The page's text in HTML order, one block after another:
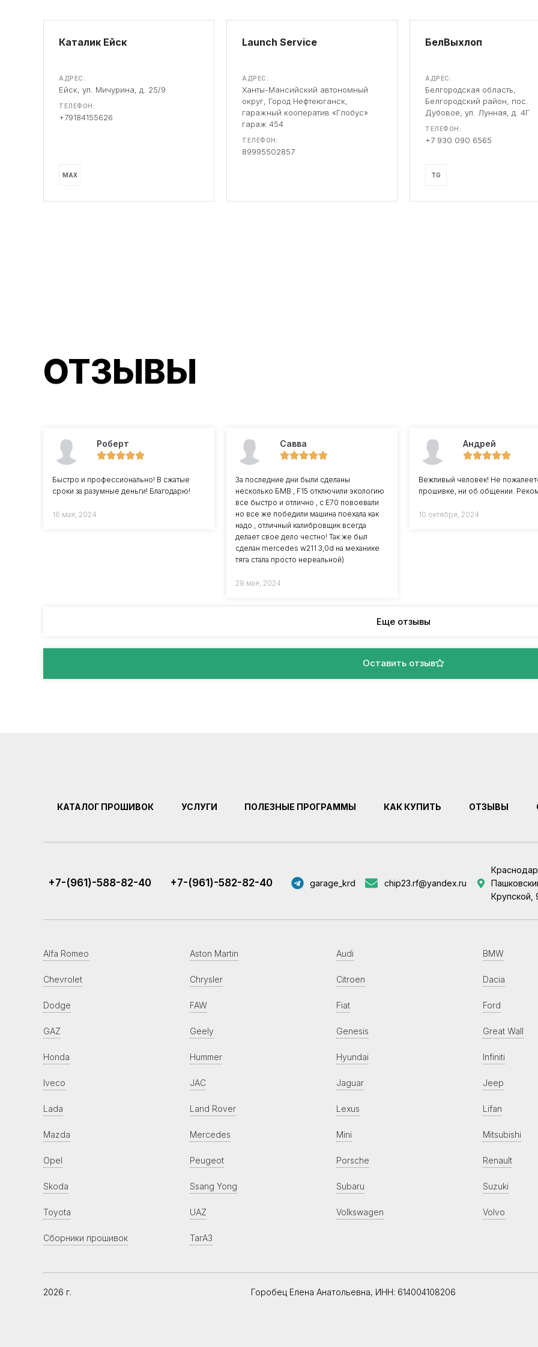
Каталик Ейск
АДРЕС:
Ейск, ул. Мичурина, д. 25/9
ТЕЛЕФОН:
+79184155626
MAX
Launch Service
АДРЕС:
Ханты-Мансийский автономный
округ, Город Нефтеюганск,
гаражный кооператив «Глобус»
гараж 454
ТЕЛЕФОН:
89995502857
БелВыхлоп
АДРЕС:
Белгородская область,
Белгородский район, пос.
Дубовое, ул. Лунная, д. 4Г
ТЕЛЕФОН:
+7 930 090 6565
TG
ОТЗЫВЫ
Роберт
Быстро и профессионально! В сжатые
сроки за разумные деньги! Благодарю!
16 мая, 2024
Савва
За последние дни были сделаны
несколько БМВ , F15 отключили экологию
все быстро и отлично , с Е70 повоевали
но все же победили машина поехала как
надо , отличный калибровщик всегда
делает свое дело честно! Так же был
сделан mercedes w211 3,0d на механике
тяга стала просто нереальной)
28 мая, 2024
Андрей
Вежливый человек! Не
прошивке, ни об общении.
10 октября, 2024
Еще отзывы
Оставить отзыв
КАТАЛОГ ПРОШИВОК УСЛУГИ ПОЛЕЗНЫЕ ПРОГРАММЫ КАК КУПИТЬ ОТЗЫВЫ
+7-(961)-588-82-40 +7-(961)-582-82-40 garage_krd chip23.rf@yandex.ru
Крупской,
Alfa Romeo Aston Martin Audi BMW
Chevrolet Chrysler Citroen Dacia
Dodge FAW Fiat Ford
GAZ Geely Genesis Great Wall
Honda Hummer Hyundai Infiniti
Iveco JAC Jaguar Jeep
Lada Land Rover Lexus Lifan
Mazda Mercedes Mini Mitsubishi
Opel Peugeot Porsche Renault
Skoda Ssang Yong Subaru Suzuki
Toyota UAZ Volkswagen Volvo
Сборники прошивок ТагАЗ
2026 г. Горобец Елена Анатольевна, ИНН: 614004108206